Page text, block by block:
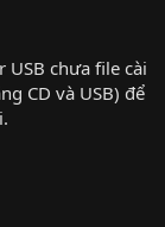
USB chưa file cài
CD và USB) để